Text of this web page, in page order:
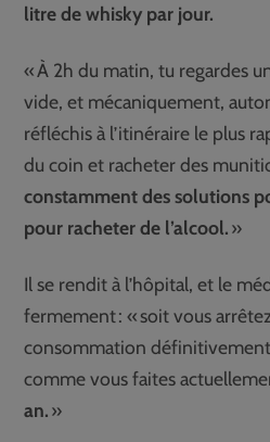
litre de whisky par jour.
« À 2h du matin, tu regardes
vide, et mécaniquement,
réfléchis à l’itinéraire le plus
du coin et racheter des
constamment des solutions
pour racheter de l’alcool.»
Il se rendit à l’hôpital, et le
fermement : « soit vous
consommation
comme vous faites
an.»